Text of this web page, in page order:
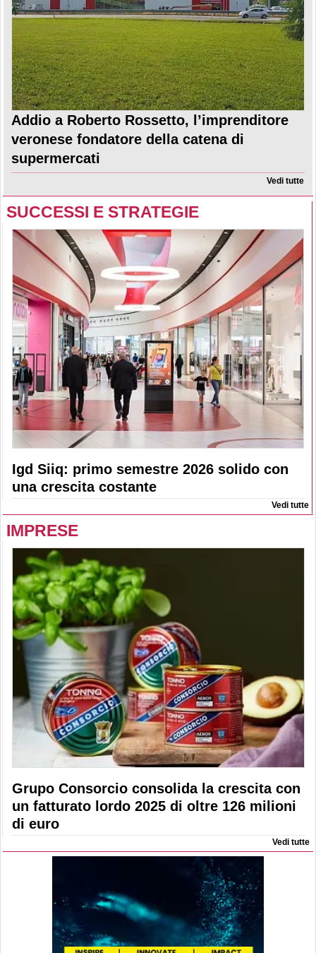
Addio a Roberto Rossetto, l’imprenditore
veronese fondatore della catena di
supermercati
Vedi tutte
SUCCESSI E STRATEGIE
Igd Siiq: primo semestre 2026 solido con
una crescita costante
Vedi tutte
IMPRESE
Grupo Consorcio consolida la crescita con
un fatturato lordo 2025 di oltre 126 milioni
di euro
Vedi tutte